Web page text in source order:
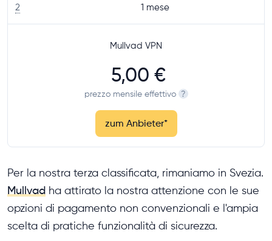
2 1 mese
Mullvad VPN
5,00 €
prezzo mensile effettivo ?
zum Anbieter*
Per la nostra terza classificata, rimaniamo in Svezia.
Mullvad ha attirato la nostra attenzione con le sue
opzioni di pagamento non convenzionali e l'ampia
scelta di pratiche funzionalità di sicurezza.